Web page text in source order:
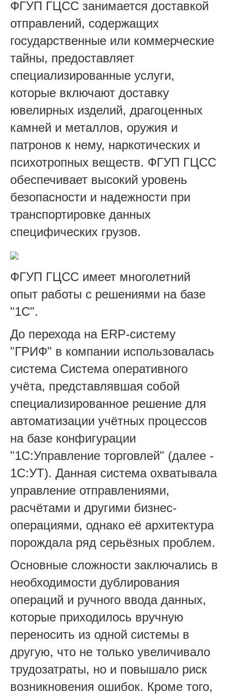
ФГУП ГЦСС занимается доставкой
отправлений, содержащих
государственные или коммерческие
тайны, предоставляет
специализированные услуги,
которые включают доставку
ювелирных изделий, драгоценных
камней и металлов, оружия и
патронов к нему, наркотических и
психотропных веществ. ФГУП ГЦСС
обеспечивает высокий уровень
безопасности и надежности при
транспортировке данных
специфических грузов.
ФГУП ГЦСС имеет многолетний
опыт работы с решениями на базе
"1С".
До перехода на ERP-систему
"ГРИФ" в компании использовалась
система Система оперативного
учёта, представлявшая собой
специализированное решение для
автоматизации учётных процессов
на базе конфигурации
"1С:Управление торговлей" (далее -
1С:УТ). Данная система охватывала
управление отправлениями,
расчётами и другими бизнес-
операциями, однако её архитектура
порождала ряд серьёзных проблем.
Основные сложности заключались в
необходимости дублирования
операций и ручного ввода данных,
которые приходилось вручную
переносить из одной системы в
другую, что не только увеличивало
трудозатраты, но и повышало риск
возникновения ошибок. Кроме того,